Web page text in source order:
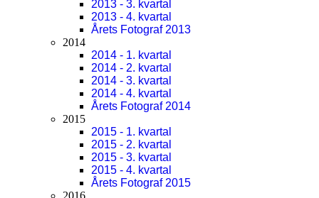
2013 - 3. kvartal
2013 - 4. kvartal
Årets Fotograf 2013
2014
2014 - 1. kvartal
2014 - 2. kvartal
2014 - 3. kvartal
2014 - 4. kvartal
Årets Fotograf 2014
2015
2015 - 1. kvartal
2015 - 2. kvartal
2015 - 3. kvartal
2015 - 4. kvartal
Årets Fotograf 2015
2016